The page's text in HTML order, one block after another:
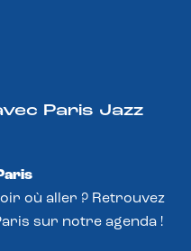
Paris Jazz
où aller ? Retrouvez
sur notre agenda !